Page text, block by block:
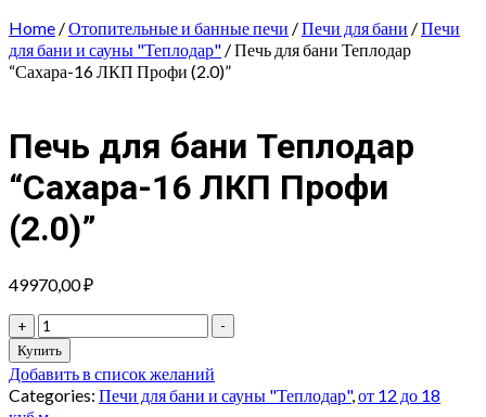
Home /Отопительные и банные печи /Печи для бани /Печи
для бани и сауны "Теплодар" / Печь для бани Теплодар
“Сахара-16 ЛКП Профи (2.0)”
Печь для бани Теплодар
“Сахара-16 ЛКП Профи
(2.0)”
49970,00₽
+
Печь
для
бани
Теплодар
"Сахара-16
-
Купить
Добавить в список желаний
Categories: Печи для бани и сауны "Теплодар", от 12 до 18